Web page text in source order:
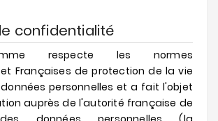
confidentialité
respecte les normes
Françaises de protection de la vie
personnelles et a fait l'objet
auprès de l'autorité française de